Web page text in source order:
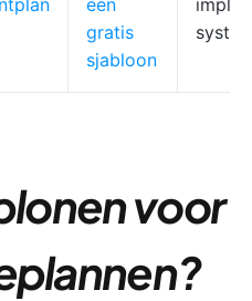
een
gratis
sjabloon
voor